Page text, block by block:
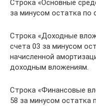
Строка «Основные
за минусом остатка по
Строка «Доходные
счета 03 за минусом
начисленной
доходным вложениям.
Строка «Финансовые
58 за минусом остатка